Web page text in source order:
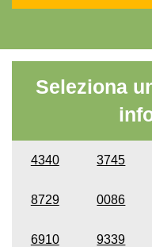
Seleziona
4340 3745
8729 0086
6910 9339